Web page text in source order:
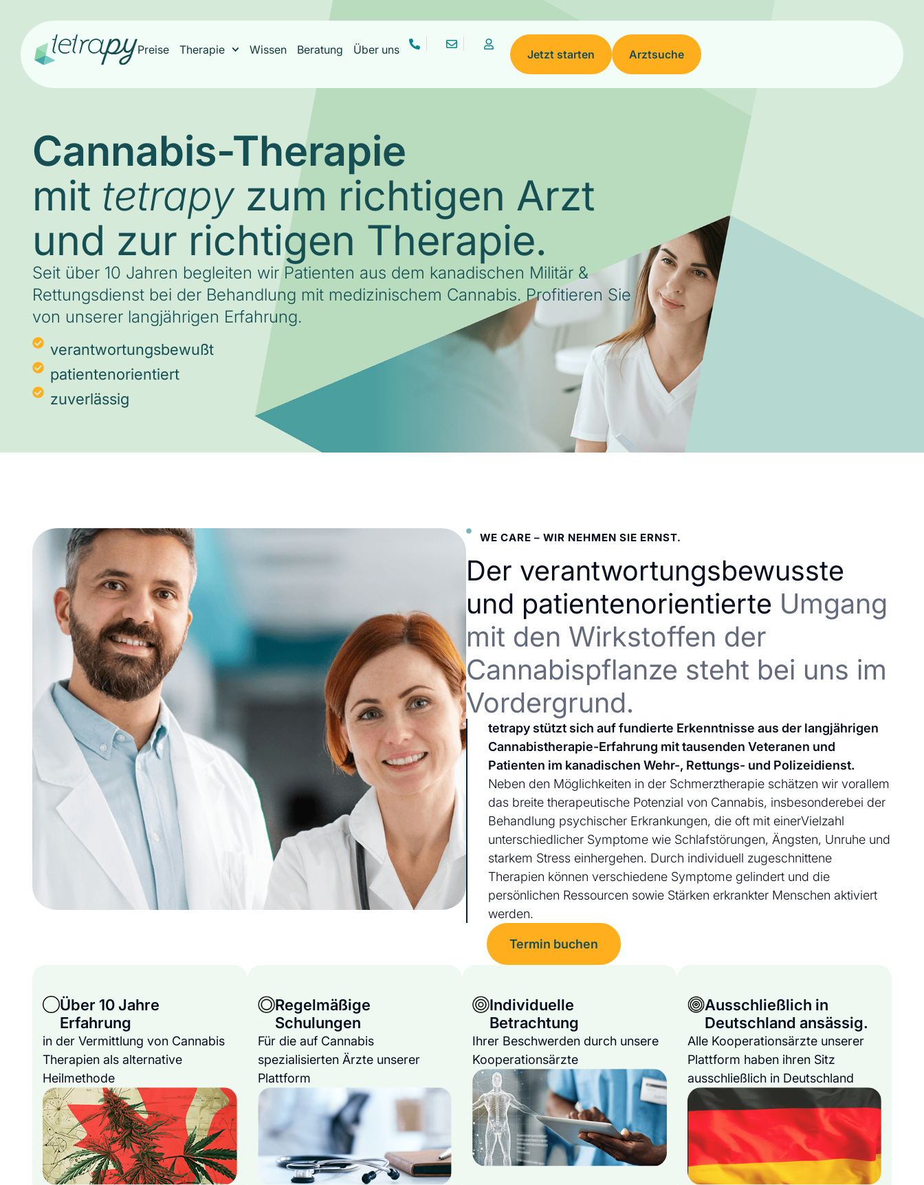
Preise Therapie Wissen Beratung Über uns Jetzt starten Arztsuche
Cannabis-Therapie
mit tetrapyzum richtigen Arzt
und zur richtigen Therapie.
Seit über 10 Jahren begleiten wir Patienten aus dem kanadischen Militär &
Rettungsdienst bei der Behandlung mit medizinischem Cannabis. Profitieren Sie
von unserer langjährigen Erfahrung.
verantwortungsbewußt
patientenorientiert
zuverlässig
WE CARE – WIR NEHMEN SIE ERNST.
Der verantwortungsbewusste
und patientenorientierte Umgang
mit den Wirkstoffen der
Cannabispflanze steht bei uns im
Vordergrund.
tetrapy stützt sich auf fundierte Erkenntnisse aus der langjährigen
Cannabistherapie-Erfahrung mit tausenden Veteranen und
Patienten im kanadischen Wehr-, Rettungs- und Polizeidienst.
Neben den Möglichkeiten in der Schmerztherapie schätzen wir vorallem
das breite therapeutische Potenzial von Cannabis, insbesonderebei der
Behandlung psychischer Erkrankungen, die oft mit einerVielzahl
unterschiedlicher Symptome wie Schlafstörungen, Ängsten, Unruhe und
starkem Stress einhergehen. Durch individuell zugeschnittene
Therapien können verschiedene Symptome gelindert und die
persönlichen Ressourcen sowie Stärken erkrankter Menschen aktiviert
werden.
Termin buchen
Über 10 Jahre
Erfahrung
in der Vermittlung von Cannabis
Therapien als alternative
Heilmethode
Regelmäßige
Schulungen
Für die auf Cannabis
spezialisierten Ärzte unserer
Plattform
Individuelle
Betrachtung
Ihrer Beschwerden durch unsere
Kooperationsärzte
Ausschließlich in
Deutschland ansässig.
Alle Kooperationsärzte unserer
Plattform haben ihren Sitz
ausschließlich in Deutschland